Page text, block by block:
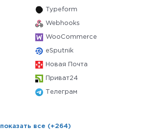
Typeform
Webhooks
WooCommerce
eSputnik
Новая Почта
Приват24
Телеграм
показать все (+264)